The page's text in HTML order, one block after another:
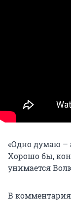
«Одно думаю –
Хорошо бы,
унимается
В